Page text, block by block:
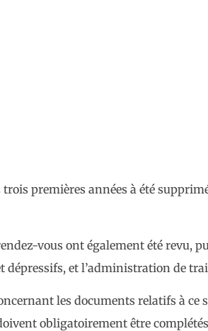
premières années à été
vous ont également été revu,
et l’administration de
les documents relatifs à ce
obligatoirement être